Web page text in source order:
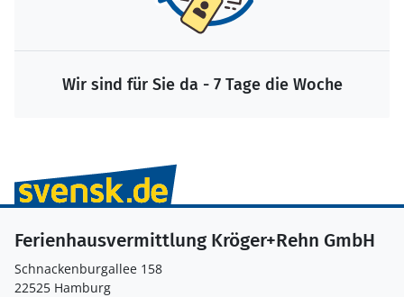
Wir sind für Sie da - 7 Tage die Woche
Ferienhausvermittlung Kröger+Rehn GmbH
Schnackenburgallee 158
22525 Hamburg